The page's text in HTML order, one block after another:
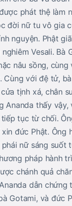
phát thệ làm
đời nữ tu vô gia
nguyện. Phật
Vesali. Bà
nâu sồng,
Cùng với đệ tử,
tịnh xá, chân
Ananda thấy vậy,
tục từ chối.
đức Phật. Ông
nữ sáng suốt
pháp hành
chánh quả
dẫn chứng
Gotami, và đức